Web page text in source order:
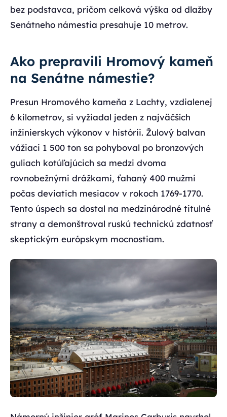
bez podstavca, pričom celková výška od dlažby
Senátneho námestia presahuje 10 metrov.
Ako prepravili Hromový kameň
na Senátne námestie?
Presun Hromového kameňa z Lachty, vzdialenej
6 kilometrov, si vyžiadal jeden z najväčších
inžinierskych výkonov v histórii. Žulový balvan
vážiaci 1 500 ton sa pohyboval po bronzových
guliach kotúľajúcich sa medzi dvoma
rovnobežnými drážkami, ťahaný 400 mužmi
počas deviatich mesiacov v rokoch 1769-1770.
Tento úspech sa dostal na medzinárodné titulné
strany a demonštroval ruskú technickú zdatnosť
skeptickým európskym mocnostiam.